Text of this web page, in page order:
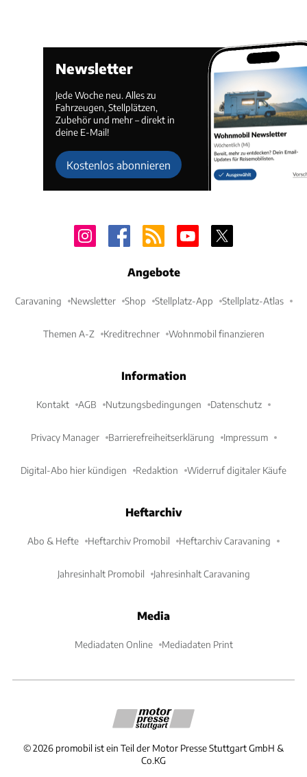
Newsletter
Jede Woche neu. Alles zu
Fahrzeugen, Stellplätzen,
Zubehör und mehr – direkt in
deine E-Mail!
Kostenlos abonnieren
Angebote
Caravaning Newsletter Shop Stellplatz-App Stellplatz-Atlas
Themen A-Z Kreditrechner Wohnmobil finanzieren
Information
Kontakt AGB Nutzungsbedingungen Datenschutz
Privacy Manager Barrierefreiheitserklärung Impressum
Digital-Abo hier kündigen Redaktion Widerruf digitaler Käufe
Heftarchiv
Abo & Hefte Heftarchiv Promobil Heftarchiv Caravaning
Jahresinhalt Promobil Jahresinhalt Caravaning
Media
Mediadaten Online Mediadaten Print
©2026 promobil ist ein Teil der Motor Presse Stuttgart GmbH &
Co.KG